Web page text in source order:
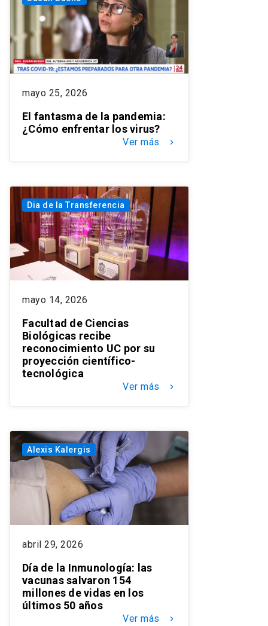
mayo 25, 2026
El fantasma de la pandemia:
¿Cómo enfrentar los virus?
Ver más keyboard_arrow_right
Dia de la Transferencia
mayo 14, 2026
Facultad de Ciencias
Biológicas recibe
reconocimiento UC por su
proyección científico-
tecnológica
Ver más keyboard_arrow_right
Alexis Kalergis
abril 29, 2026
Día de la Inmunología: las
vacunas salvaron 154
millones de vidas en los
últimos 50 años
Ver más keyboard_arrow_right